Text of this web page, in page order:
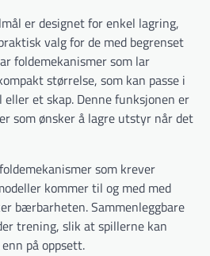
er designet for enkel lagring,
valg for de med begrenset
foldemekanismer som lar
størrelse, som kan passe i
eller et skap. Denne funksjonen er
som ønsker å lagre utstyr når det
som krever
kommer til og med med
bærbarheten. Sammenleggbare
trening, slik at spillerne kan
på oppsett.